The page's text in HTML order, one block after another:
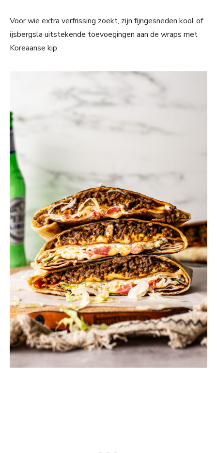
Voor wie extra verfrissing zoekt, zijn fijngesneden kool of
ijsbergsla uitstekende toevoegingen aan de wraps met
Koreaanse kip.